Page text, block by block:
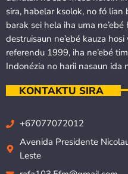
sira, habelar ksolok, no fó
barak sei hela iha uma
destruisaun ne’ebé kauza
referendu 1999, iha ne’ebé
Indonézia no harii nasaun ida
KONTAKTU SIRA
+67077072012
Avenida Presidente
Leste